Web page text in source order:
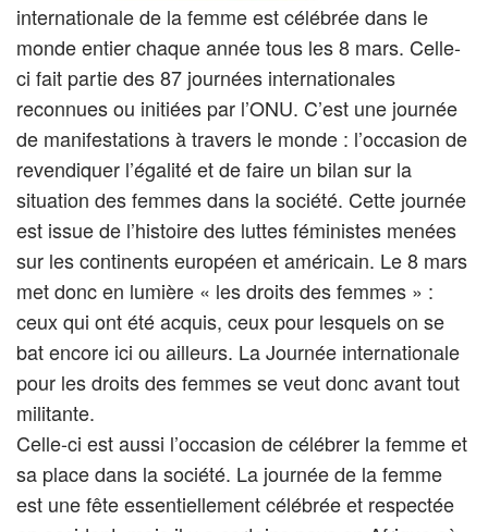
internationale de la femme est célébrée dans le
monde entier chaque année tous les 8 mars. Celle-
ci fait partie des 87 journées internationales
reconnues ou initiées par l’ONU. C’est une journée
de manifestations à travers le monde : l’occasion de
revendiquer l’égalité et de faire un bilan sur la
situation des femmes dans la société. Cette journée
est issue de l’histoire des luttes féministes menées
sur les continents européen et américain. Le 8 mars
met donc en lumière « les droits des femmes » :
ceux qui ont été acquis, ceux pour lesquels on se
bat encore ici ou ailleurs. La Journée internationale
pour les droits des femmes se veut donc avant tout
militante.
Celle-ci est aussi l’occasion de célébrer la femme et
sa place dans la société. La journée de la femme
est une fête essentiellement célébrée et respectée